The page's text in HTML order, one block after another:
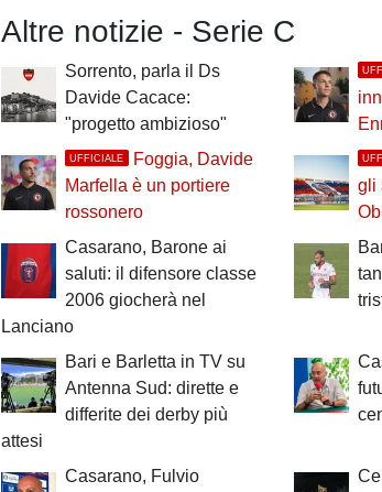
Altre notizie - Serie C
Sorrento, parla il Ds
Davide Cacace:
"progetto ambizioso"
UFFICIALE
Foggia, Davide
Marfella è un portiere
rossonero
gli
Casarano, Barone ai
saluti: il difensore classe
2006 giocherà nel
Lanciano
Bari e Barletta in TV su
Antenna Sud: dirette e
differite dei derby più
attesi
Casarano, Fulvio